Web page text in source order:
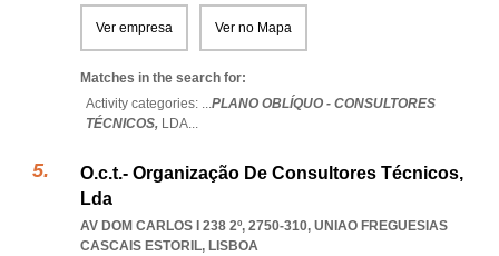
Ver empresa Ver no Mapa
Matches in the search for:
Activity categories: ...PLANO OBLÍQUO - CONSULTORES
TÉCNICOS, LDA...
O.c.t.- Organização De Consultores Técnicos,
Lda
AV DOM CARLOS I 238 2º, 2750-310, UNIAO FREGUESIAS
CASCAIS ESTORIL, LISBOA